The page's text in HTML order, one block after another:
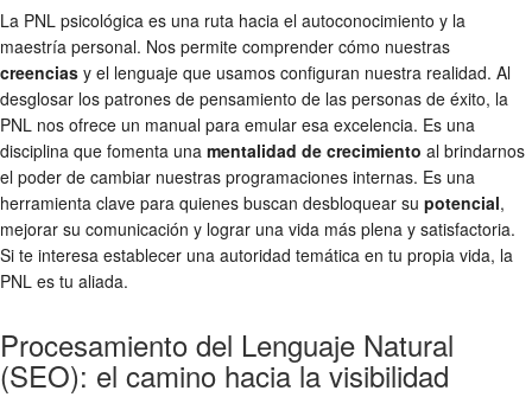
La PNL psicológica es una ruta hacia el autoconocimiento y la
maestría personal. Nos permite comprender cómo nuestras
creencias y el lenguaje que usamos configuran nuestra realidad. Al
desglosar los patrones de pensamiento de las personas de éxito, la
PNL nos ofrece un manual para emular esa excelencia. Es una
disciplina que fomenta una mentalidad de crecimiento al brindarnos
el poder de cambiar nuestras programaciones internas. Es una
herramienta clave para quienes buscan desbloquear su potencial,
mejorar su comunicación y lograr una vida más plena y satisfactoria.
Si te interesa establecer una autoridad temática en tu propia vida, la
PNL es tu aliada.
Procesamiento del Lenguaje Natural
(SEO): el camino hacia la visibilidad